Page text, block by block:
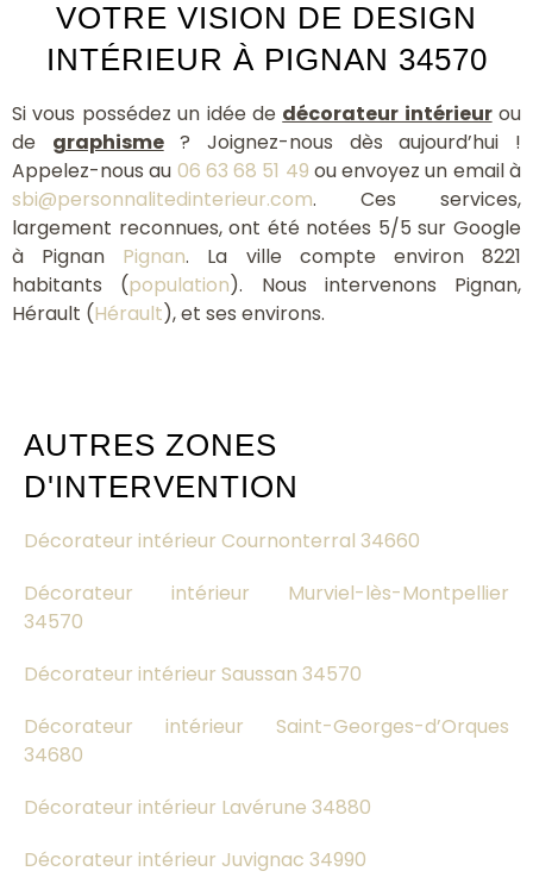
VOTRE VISION DE DESIGN
INTÉRIEUR À PIGNAN 34570
Si vous possédez un idée de décorateur intérieurou
de graphisme? Joignez-nous dès aujourd’hui !
Appelez-nous au 06 63 68 51 49 ou envoyez un email à
sbi@personnalitedinterieur.com. Ces services,
largement reconnues, ont été notées 5/5 sur Google
à Pignan Pignan. La ville compte environ 8221
habitants (population). Nous intervenons Pignan,
Hérault (Hérault), et ses environs.
AUTRES ZONES
D'INTERVENTION
Décorateur intérieur Cournonterral 34660
Décorateur intérieur Murviel-lès-Montpellier
34570
Décorateur intérieur Saussan 34570
Décorateur intérieur Saint-Georges-d’Orques
34680
Décorateur intérieur Lavérune 34880
Décorateur intérieur Juvignac 34990